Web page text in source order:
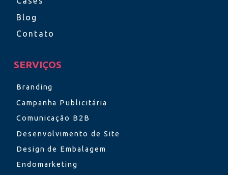
Blog
Contato
SERVIÇOS
Branding
Campanha Publicitária
Comunicação B2B
Desenvolvimento de Site
Design de Embalagem
Endomarketing